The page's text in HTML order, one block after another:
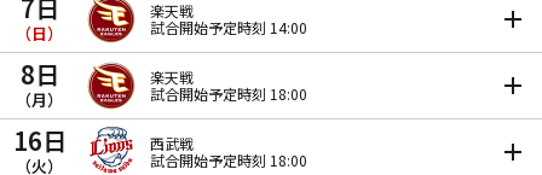
7日
（日）
楽天戦
試合開始予定時刻 14:00
8日
（月）
楽天戦
試合開始予定時刻 18:00
16日
（火）
西武戦
試合開始予定時刻 18:00